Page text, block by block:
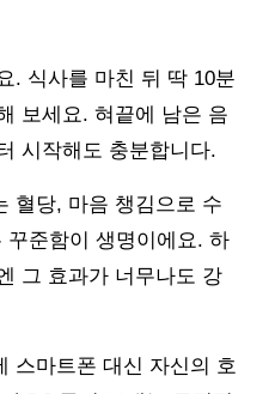
. 식사를 마친 뒤 딱 10분
보세요. 혀끝에 남은 음
시작해도 충분합니다.
혈당, 마음 챙김으로 수
꾸준함이 생명이에요. 하
그 효과가 너무나도 강
스마트폰 대신 자신의 호